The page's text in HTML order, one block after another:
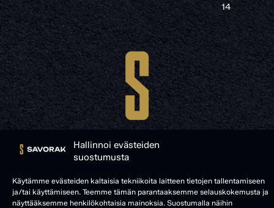
Hallinnoi evästeiden
suostumusta
Käytämme evästeiden kaltaisia tekniikoita laitteen tietojen tallentamiseen
ja/tai käyttämiseen. Teemme tämän parantaaksemme selauskokemusta ja
näyttääksemme henkilökohtaisia mainoksia. Suostumalla näihin
14
© SAVORAK 2025